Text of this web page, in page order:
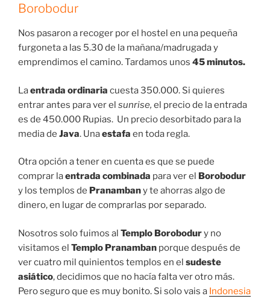
Borobodur
Nos pasaron a recoger por el hostel en una pequeña
furgoneta a las 5.30 de la mañana/madrugada y
emprendimos el camino. Tardamos unos 45 minutos.
Laentrada ordinaria cuesta 350.000. Si quieres
entrar antes para ver el sunrise, el precio de la entrada
es de 450.000 Rupias. Un precio desorbitado para la
media de Java. Unaestafa en toda regla.
Otra opción a tener en cuenta es que se puede
comprar laentrada combinada para ver el Borobodur
y los templos de Pranambany te ahorras algo de
dinero, en lugar de comprarlas por separado.
Nosotros solo fuimos al Templo Borobodury no
visitamos el Templo Pranamban porque después de
ver cuatro mil quinientos templos en el sudeste
asiático, decidimos que no hacía falta ver otro más.
Pero seguro que es muy bonito. Si solo vais a Indonesia